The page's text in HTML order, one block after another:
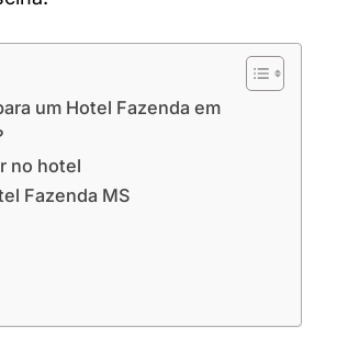
um Hotel Fazenda em
no hotel
Fazenda MS